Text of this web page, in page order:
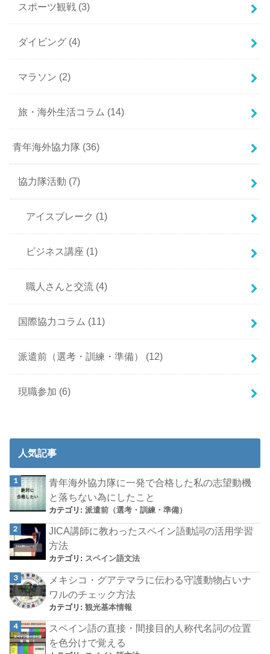
スポーツ観戦 (3)
ダイビング (4)
マラソン (2)
旅・海外生活コラム (14)
青年海外協力隊 (36)
協力隊活動 (7)
アイスブレーク (1)
ビジネス講座 (1)
職人さんと交流 (4)
国際協力コラム (11)
派遣前（選考・訓練・準備） (12)
現職参加 (6)
人気記事
青年海外協力隊に一発で合格した私の志望動機
と落ちない為にしたこと
カテゴリ:派遣前（選考・訓練・準備）
JICA講師に教わったスペイン語動詞の活用学習
方法
カテゴリ: スペイン語文法
メキシコ・グアテマラに伝わる守護動物占いナ
ワルのチェック方法
カテゴリ:観光基本情報
スペイン語の直接・間接目的人称代名詞の位置
を色分けで覚える